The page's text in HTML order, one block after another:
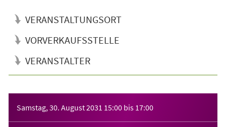
VERANSTALTUNGSORT
VORVERKAUFSSTELLE
VERANSTALTER
Samstag, 30. August 2031 15:00 bis 17:00